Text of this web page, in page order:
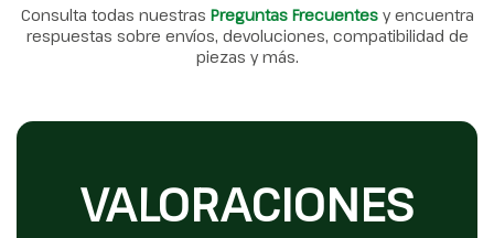
Consulta todas nuestras Preguntas Frecuentes y encuentra
respuestas sobre envíos, devoluciones, compatibilidad de
piezas y más.
VALORACIONES